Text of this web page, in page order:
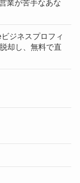
業が苦手なあな
ジネスプロフィ
却し、無料で直